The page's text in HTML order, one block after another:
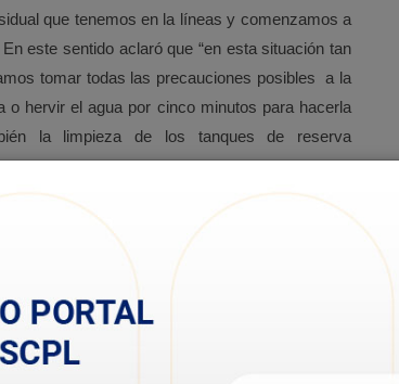
que tenemos en la líneas y comenzamos a
este sentido aclaró que “en esta situación tan
tomar todas las precauciones posibles a la
o hervir el agua por cinco minutos para hacerla
la limpieza de los tanques de reserva
“llama la atención de tanta coincidencia en la
lugares de la zona norte”, y agregó que “no
si es así, sería alguien que tiene
servicio de saneamiento. Por ello, se está